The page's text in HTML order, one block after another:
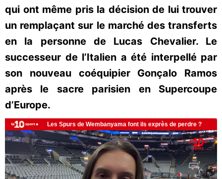
qui ont même pris la décision de lui trouver
un remplaçant sur le marché des transferts
en la personne de Lucas Chevalier. Le
successeur de l’Italien a été interpellé par
son nouveau coéquipier Gonçalo Ramos
après le sacre parisien en Supercoupe
d’Europe.